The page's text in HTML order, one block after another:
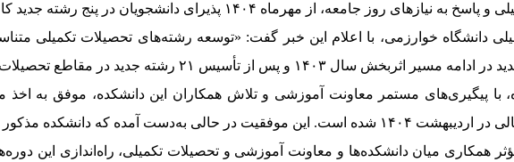
۱۴۰۴ پذیرای دانشجویان در پنج رشته جدید کارشناسی ارشد خواهد بود.
دانشگاه خوارزمی، با اعلام این خبر گفت: «توسعه رشته‌های تحصیلات تکمیلی
۲۱ رشته جدید در مقاطع تحصیلات تکمیلی انجام شده است.»
با پیگیری‌های مستمر معاونت آموزشی و تلاش همکاران این دانشکده، موفق به
فاقد دوره‌های تحصیلات تکمیلی بوده است.
همکاری میان دانشکده‌ها و معاونت آموزشی و تحصیلات تکمیلی، راه‌اندازی این